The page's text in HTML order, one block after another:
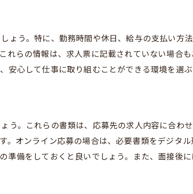
職場を探す方法
人を見逃さないために
しを防ぐチェックリスト
報の取得方法
ょう。特に、勤務時間や休日、給与の支払い方
れらの情報は、求人票に記載されていない場合
心して仕事に取り組むことができる環境を選ぶ
う。これらの書類は、応募先の求人内容に合わ
オンライン応募の場合は、必要書類をデジタ
備をしておくと良いでしょう。また、面接後